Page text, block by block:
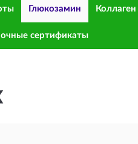
Глюкозамин Коллаген
сертификаты